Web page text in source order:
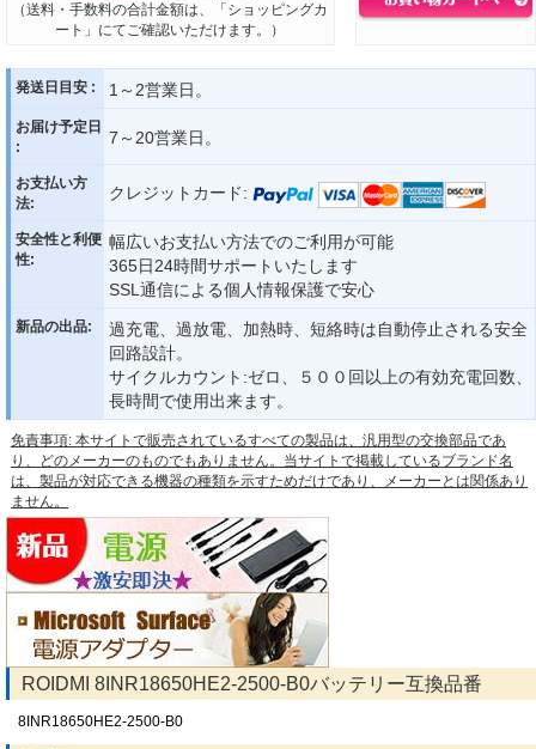
（送料・手数料の合計金額は、「ショッピングカ
ート」にてご確認いただけます。）
発送日目安 : 1～2営業日。
お届け予定日
:
7～20営業日。
お支払い方
法:
クレジットカード:
安全性と利便
性:
幅広いお支払い方法でのご利用が可能
365日24時間サポートいたします
SSL通信による個人情報保護で安心
新品の出品:
過充電、過放電、加熱時、短絡時は自動停止される安全
回路設計。
サイクルカウント:ゼロ、５００回以上の有効充電回数、
長時間で使用出来ます。
免責事項: 本サイトで販売されているすべての製品は、汎用型の交換部品であ
り、どのメーカーのものでもありません。当サイトで掲載しているブランド名
は、製品が対応できる機器の種類を示すためだけであり、メーカーとは関係あり
ません。
ROIDMI 8INR18650HE2-2500-B0バッテリー互換品番
8INR18650HE2-2500-B0